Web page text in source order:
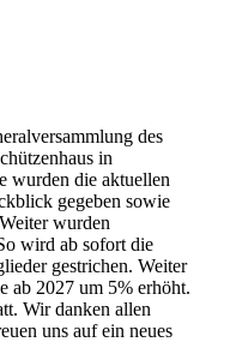
des
in
wurden die aktuellen
gegeben sowie
wurden
wird ab sofort die
gestrichen. Weiter
ab 2027 um 5% erhöht.
Wir danken allen
uns auf ein neues